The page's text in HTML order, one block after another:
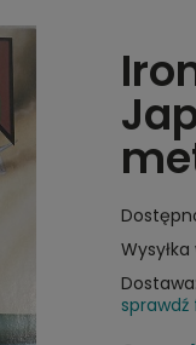
Wysyłka
Dostawa: